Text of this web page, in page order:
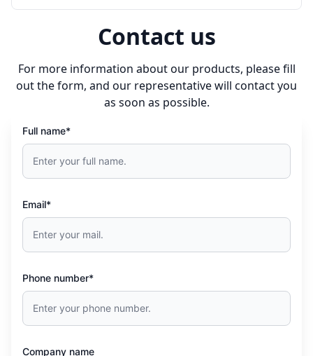
Contact us
For more information about our products, please fill
out the form, and our representative will contact you
as soon as possible.
Full name*
Email*
Phone number*
Company name